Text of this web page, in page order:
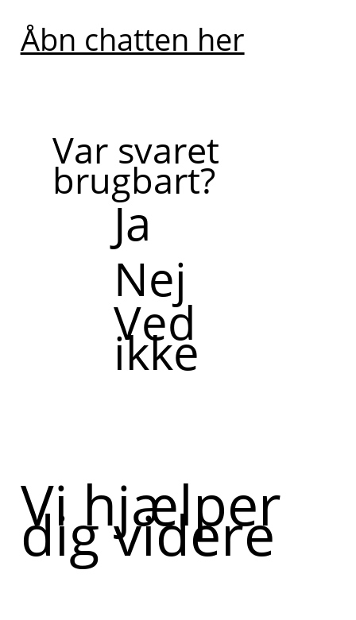
Åbn chatten her
Var svaret
brugbart?
Ja
Nej
Ved
ikke
Vi hjælper
dig videre